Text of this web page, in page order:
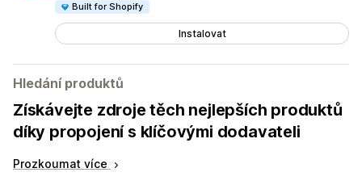
Built for Shopify
Instalovat
Hledání produktů
Získávejte zdroje těch nejlepších produktů
díky propojení s klíčovými dodavateli
Prozkoumat více